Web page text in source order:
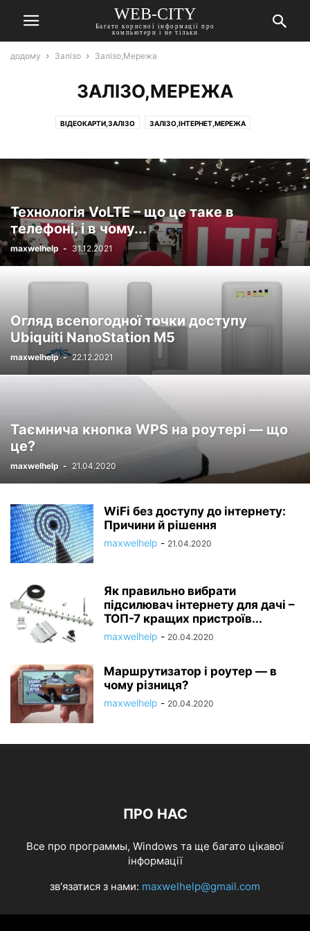
WEB-CITY
Багато корисної інформації про
компьютери і не тільки
додому Залізо Залізо,Мережа
ЗАЛІЗО,МЕРЕЖА
ВІДЕОКАРТИ,ЗАЛІЗО ЗАЛІЗО,ІНТЕРНЕТ,МЕРЕЖА
ЗАЛІЗО,МЕРЕЖА,ТЕРМІНИ ЗАЛІЗО,ПРИНТЕРИ ЗАЛІЗО,ПРОГРАМИ
ЗАЛІЗО,РОУТЕРИ,МЕРЕЖА
Технологія VoLTE – що це таке в
телефоні, і в чому...
maxwelhelp - 31.12.2021
Огляд всепогодної точки доступу
Ubiquiti NanoStation M5
maxwelhelp - 22.12.2021
Таємнича кнопка WPS на роутері — що
це?
maxwelhelp - 21.04.2020
WiFi без доступу до інтернету:
Причини й рішення
maxwelhelp - 21.04.2020
Як правильно вибрати
підсилювач інтернету для дачі –
ТОП-7 кращих пристроїв...
maxwelhelp - 20.04.2020
Маршрутизатор і роутер — в
чому різниця?
maxwelhelp - 20.04.2020
ПРО НАС
Все про программы, Windows та ще багато цікавої
інформації
зв'язатися з нами: maxwelhelp@gmail.com